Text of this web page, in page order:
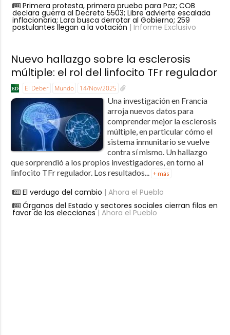
Primera protesta, primera prueba para Paz; COB
declara guerra al Decreto 5503; Libre advierte escalada
inflacionaria; Lara busca derrotar al Gobierno; 259
postulantes llegan a la votación | Informe Exclusivo
Nuevo hallazgo sobre la esclerosis
múltiple: el rol del linfocito TFr regulador
El Deber Mundo 14/Nov/2025
Una investigación en Francia
arroja nuevos datos para
comprender mejor la esclerosis
múltiple, en particular cómo el
sistema inmunitario se vuelve
contra sí mismo. Un hallazgo
que sorprendió a los propios investigadores, en torno al
linfocito TFr regulador. Los resultados... + más
El verdugo del cambio | Ahora el Pueblo
Órganos del Estado y sectores sociales cierran filas en
favor de las elecciones| Ahora el Pueblo